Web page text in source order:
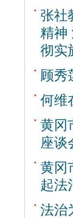
张社
精神
彻实
顾秀
何维
黄冈
座谈
黄冈
起法
法治